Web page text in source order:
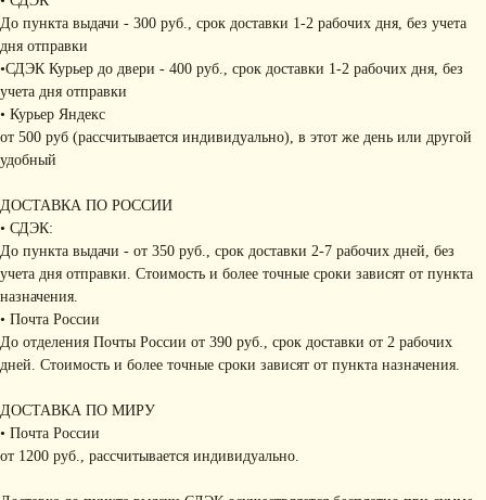
До пункта выдачи - 300 руб., срок доставки 1-2 рабочих дня, без учета
дня отправки
•СДЭК Курьер до двери - 400 руб., срок доставки 1-2 рабочих дня, без
учета дня отправки
• Курьер Яндекс
от 500 руб (рассчитывается индивидуально), в этот же день или другой
удобный
ДОСТАВКА ПО РОССИИ
• СДЭК:
До пункта выдачи - от 350 руб., срок доставки 2-7 рабочих дней, без
учета дня отправки. Стоимость и более точные сроки зависят от пункта
назначения.
• Почта России
До отделения Почты России от 390 руб., срок доставки от 2 рабочих
дней. Стоимость и более точные сроки зависят от пункта назначения.
ДОСТАВКА ПО МИРУ
• Почта России
от 1200 руб., рассчитывается индивидуально.